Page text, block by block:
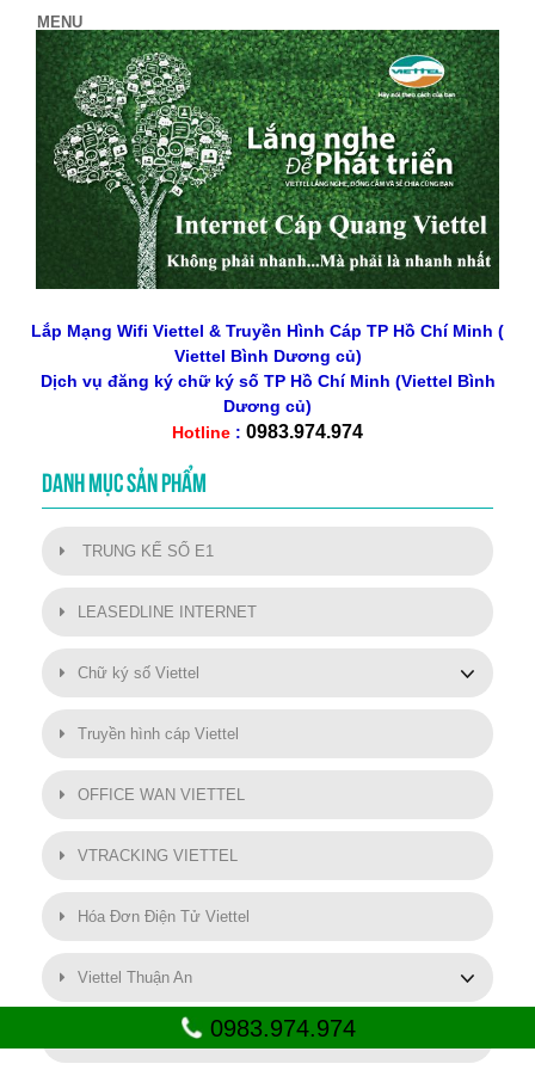
Lắp Mạng Wifi Viettel & Truyền Hình Cáp TP Hồ Chí Minh (
Viettel Bình Dương củ)
Dịch vụ đăng ký chữ ký số TP Hồ Chí Minh (Viettel Bình
Dương củ)
Hotline : 0983.974.974
DANH MỤC SẢN PHẨM
TRUNG KẾ SỐ E1
LEASEDLINE INTERNET
Chữ ký số Viettel
Truyền hình cáp Viettel
OFFICE WAN VIETTEL
VTRACKING VIETTEL
Hóa Đơn Điện Tử Viettel
Viettel Thuận An
SMART MOTOR VIETTEL0983.974.974